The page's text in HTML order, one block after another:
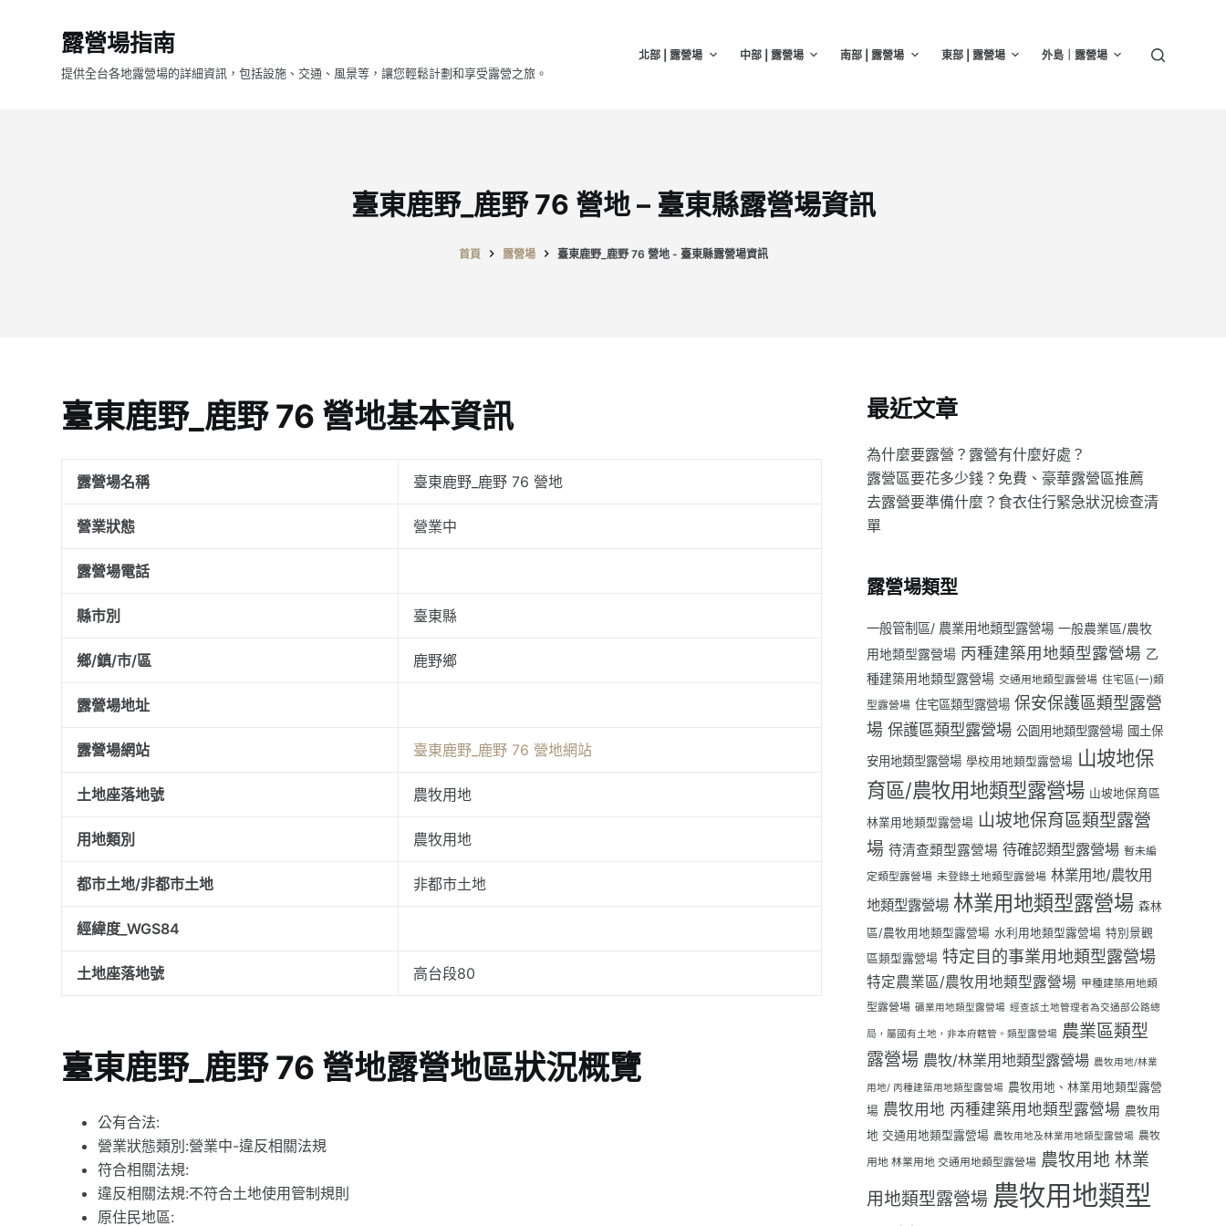
露營場指南
提供全台各地露營場的詳細資訊，包括設施、交通、風景等，讓您輕鬆計劃和享受露營之旅。
北部 | 露營場 中部 | 露營場 南部 | 露營場 東部 | 露營場 外島｜露營場
臺東鹿野_鹿野 76 營地 – 臺東縣露營場資訊
首頁 露營場 臺東鹿野_鹿野 76 營地 - 臺東縣露營場資訊
臺東鹿野_鹿野 76 營地基本資訊
露營場名稱 臺東鹿野_鹿野 76 營地
營業狀態 營業中
露營場電話
縣市別 臺東縣
鄉/鎮/市/區 鹿野鄉
露營場地址
露營場網站 臺東鹿野_鹿野 76 營地網站
土地座落地號 農牧用地
用地類別 農牧用地
都市土地/非都市土地 非都市土地
經緯度_WGS84
土地座落地號 高台段80
臺東鹿野_鹿野 76 營地露營地區狀況概覽
公有合法:
營業狀態類別:營業中-違反相關法規
符合相關法規:
違反相關法規:不符合土地使用管制規則
原住民地區:
最近文章
為什麼要露營？露營有什麼好處？
露營區要花多少錢？免費、豪華露營區推薦
去露營要準備什麼？食衣住行緊急狀況檢查清
單
露營場類型
一般管制區/ 農業用地類型露營場 一般農業區/農牧
用地類型露營場 丙種建築用地類型露營場 乙
種建築用地類型露營場 交通用地類型露營場 住宅區(一)類
型露營場 住宅區類型露營場 保安保護區類型露營
場 保護區類型露營場 公園用地類型露營場 國土保
安用地類型露營場 學校用地類型露營場 山坡地保
育區/農牧用地類型露營場 山坡地保育區
林業用地類型露營場 山坡地保育區類型露營
場 待清查類型露營場 待確認類型露營場 暫未編
定類型露營場 未登錄土地類型露營場 林業用地/農牧用
地類型露營場 林業用地類型露營場 森林
區/農牧用地類型露營場 水利用地類型露營場 特別景觀
區類型露營場 特定目的事業用地類型露營場
特定農業區/農牧用地類型露營場 甲種建築用地類
型露營場 礦業用地類型露營場 經查該土地管理者為交通部公路總
局，屬國有土地，非本府轄管。類型露營場 農業區類型
露營場 農牧/林業用地類型露營場 農牧用地/林業
用地/ 丙種建築用地類型露營場 農牧用地、林業用地類型露營
場 農牧用地 丙種建築用地類型露營場 農牧用
地 交通用地類型露營場 農牧用地及林業用地類型露營場 農牧
用地 林業用地 交通用地類型露營場 農牧用地 林業
用地類型露營場 農牧用地類型